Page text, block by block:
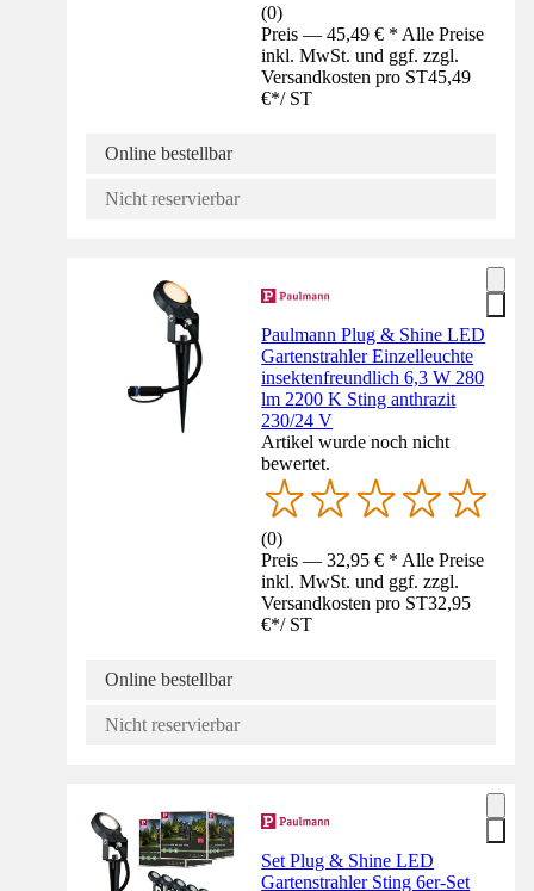
(0)
Preis — 45,49 € * Alle Preise
inkl. MwSt. und ggf. zzgl.
Versandkosten pro ST45,49
€*/ ST
Online bestellbar
Nicht reservierbar
Paulmann Plug & Shine LED
Gartenstrahler Einzelleuchte
insektenfreundlich 6,3 W 280
lm 2200 K Sting anthrazit
230/24 V
Artikel wurde noch nicht
bewertet.
(0)
Preis — 32,95 € * Alle Preise
inkl. MwSt. und ggf. zzgl.
Versandkosten pro ST32,95
€*/ ST
Online bestellbar
Nicht reservierbar
Set Plug & Shine LED
Gartenstrahler Sting 6er-Set